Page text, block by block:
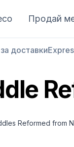
Продай
доставки
Reformed from